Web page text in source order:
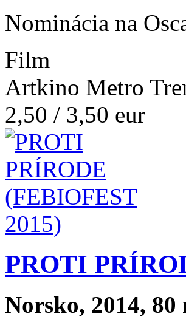
Nominácia na
Film
Artkino Metro
2,50 / 3,50 eur
PROTI
Norsko, 2014,